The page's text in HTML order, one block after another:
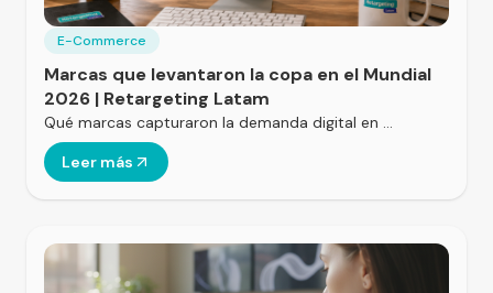
E-Commerce
Marcas que levantaron la copa en el Mundial
2026 | Retargeting Latam
Qué marcas capturaron la demanda digital en …
Leer más